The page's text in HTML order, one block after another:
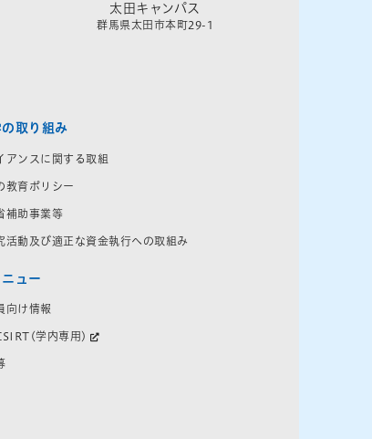
太田キャンパス
群馬県太田市本町29-1
取り組み
アンスに関する取組
教育ポリシー
補助事業等
活動及び適正な資金執行への取組み
ュー
向け情報
学内専用)